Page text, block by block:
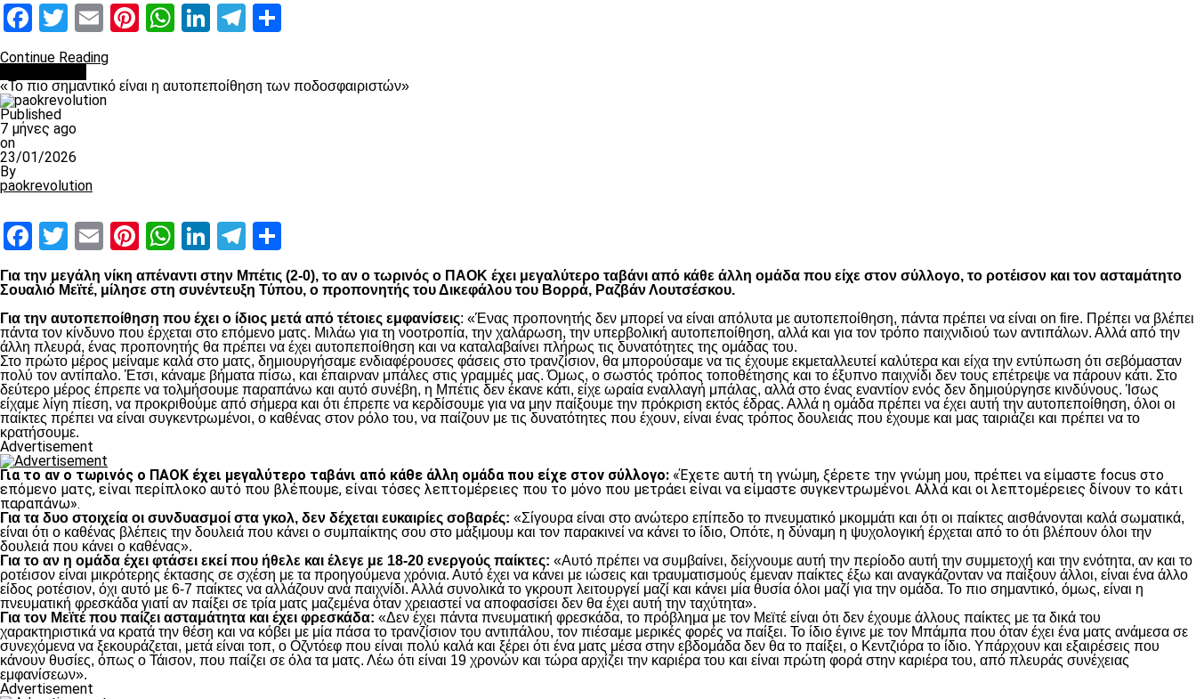
Facebook
Twitter
EmailPinterest
WhatsApp
LinkedIn
Telegram
Continue Reading
«Το πιο σημαντικό είναι η αυτοπεποίθηση των ποδοσφαιριστών»
Published
7 μήνες ago
on
23/01/2026
By
paokrevolution
Facebook
Twitter
EmailPinterest
WhatsApp
LinkedIn
Telegram
Για την μεγάλη νίκη απέναντι στην Μπέτις (2-0), το αν ο τωρινός ο ΠΑΟΚ έχει μεγαλύτερο ταβάνι από κάθε άλλη ομάδα που είχε στον σύλλογο, το ροτέισον και τον ασταμάτητο
Σουαλιό Μεϊτέ, μίλησε στη συνέντευξη Τύπου, ο προπονητής του Δικεφάλου του Βορρά, Ραζβάν Λουτσέσκου.
Για την αυτοπεποίθηση που έχει ο ίδιος μετά από τέτοιες εμφανίσεις: «Ένας προπονητής δεν μπορεί να είναι απόλυτα με αυτοπεποίθηση, πάντα πρέπει να είναι on fire. Πρέπει να βλέπει
πάντα τον κίνδυνο που έρχεται στο επόμενο ματς. Μιλάω για τη νοοτροπία, την χαλάρωση, την υπερβολική αυτοπεποίθηση, αλλά και για τον τρόπο παιχνιδιού των αντιπάλων. Αλλά από την
άλλη πλευρά, ένας προπονητής θα πρέπει να έχει αυτοπεποίθηση και να καταλαβαίνει πλήρως τις δυνατότητες της ομάδας του.
Στο πρώτο μέρος μείναμε καλά στο ματς, δημιουργήσαμε ενδιαφέρουσες φάσεις στο τρανζίσιον, θα μπορούσαμε να τις έχουμε εκμεταλλευτεί καλύτερα και είχα την εντύπωση ότι σεβόμασταν
πολύ τον αντίπαλο. Έτσι, κάναμε βήματα πίσω, και έπαιρναν μπάλες στις γραμμές μας. Όμως, ο σωστός τρόπος τοποθέτησης και το έξυπνο παιχνίδι δεν τους επέτρεψε να πάρουν κάτι. Στο
δεύτερο μέρος έπρεπε να τολμήσουμε παραπάνω και αυτό συνέβη, η Μπέτις δεν έκανε κάτι, είχε ωραία εναλλαγή μπάλας, αλλά στο ένας εναντίον ενός δεν δημιούργησε κινδύνους. Ίσως
είχαμε λίγη πίεση, να προκριθούμε από σήμερα και ότι έπρεπε να κερδίσουμε για να μην παίξουμε την πρόκριση εκτός έδρας. Αλλά η ομάδα πρέπει να έχει αυτή την αυτοπεποίθηση, όλοι οι
παίκτες πρέπει να είναι συγκεντρωμένοι, ο καθένας στον ρόλο του, να παίζουν με τις δυνατότητες που έχουν, είναι ένας τρόπος δουλειάς που έχουμε και μας ταιριάζει και πρέπει να το
κρατήσουμε.
Advertisement
Για το αν ο τωρινός ο ΠΑΟΚ έχει μεγαλύτερο ταβάνι από κάθε άλλη ομάδα που είχε στον σύλλογο: «Έχετε αυτή τη γνώμη, ξέρετε την γνώμη μου, πρέπει να είμαστε focus στο
επόμενο ματς, είναι περίπλοκο αυτό που βλέπουμε, είναι τόσες λεπτομέρειες που το μόνο που μετράει είναι να είμαστε συγκεντρωμένοι. Αλλά και οι λεπτομέρειες δίνουν το κάτι
παραπάνω».
Για τα δυο στοιχεία οι συνδυασμοί στα γκολ, δεν δέχεται ευκαιρίες σοβαρές: «Σίγουρα είναι στο ανώτερο επίπεδο το πνευματικό μκομμάτι και ότι οι παίκτες αισθάνονται καλά σωματικά,
είναι ότι ο καθένας βλέπεις την δουλειά που κάνει ο συμπαίκτης σου στο μάξιμουμ και τον παρακινεί να κάνει το ίδιο, Οπότε, η δύναμη η ψυχολογική έρχεται από το ότι βλέπουν όλοι την
δουλειά που κάνει ο καθένας».
Για το αν η ομάδα έχει φτάσει εκεί που ήθελε και έλεγε με 18-20 ενεργούς παίκτες: «Αυτό πρέπει να συμβαίνει, δείχνουμε αυτή την περίοδο αυτή την συμμετοχή και την ενότητα, αν και το
ροτέισον είναι μικρότερης έκτασης σε σχέση με τα προηγούμενα χρόνια. Αυτό έχει να κάνει με ιώσεις και τραυματισμούς έμεναν παίκτες έξω και αναγκάζονταν να παίξουν άλλοι, είναι ένα άλλο
είδος ροτέσιον, όχι αυτό με 6-7 παίκτες να αλλάζουν ανά παιχνίδι. Αλλά συνολικά το γκρουπ λειτουργεί μαζί και κάνει μία θυσία όλοι μαζί για την ομάδα. Το πιο σημαντικό, όμως, είναι η
πνευματική φρεσκάδα γιατί αν παίξει σε τρία ματς μαζεμένα όταν χρειαστεί να αποφασίσει δεν θα έχει αυτή την ταχύτητα».
Για τον Μεϊτέ που παίζει ασταμάτητα και έχει φρεσκάδα: «Δεν έχει πάντα πνευματική φρεσκάδα, το πρόβλημα με τον Μεϊτέ είναι ότι δεν έχουμε άλλους παίκτες με τα δικά του
χαρακτηριστικά να κρατά την θέση και να κόβει με μία πάσα το τρανζίσιον του αντιπάλου, τον πιέσαμε μερικές φορές να παίξει. Το ίδιο έγινε με τον Μπάμπα που όταν έχει ένα ματς ανάμεσα σε
συνεχόμενα να ξεκουράζεται, μετά είναι τοπ, ο Οζντόεφ που είναι πολύ καλά και ξέρει ότι ένα ματς μέσα στην εβδομάδα δεν θα το παίξει, ο Κεντζιόρα το ίδιο. Υπάρχουν και εξαιρέσεις που
κάνουν θυσίες, όπως ο Τάισον, που παίζει σε όλα τα ματς. Λέω ότι είναι 19 χρονών και τώρα αρχίζει την καριέρα του και είναι πρώτη φορά στην καριέρα του, από πλευράς συνέχειας
εμφανίσεων».
Advertisement